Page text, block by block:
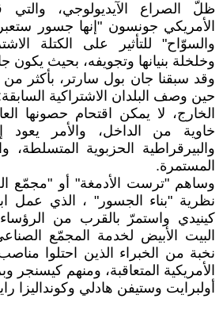
ظلّ الصراع الآيديولوجي، والتي
الأمريكي جونسون "إنها جسور
والسوّاح" للتأثير على الكتلة
وخلخلة بنيانها وتجويفه، بحيث يكون
وقد سبقنا جان بول سارتر، بأكثر
حين وصف البلدان الاشتراكية
الخارج، لا يمكن اقتحام حصونها
خاوية من الداخل، والأمر
والبيرقراطية الحزبوية المتسلطة،
المستمرة.
وساهم "ترست الأدمغة" أو "مجمّع
نظرية "بناء الجسور" ، الذي عمل
كينيدي واستمرّ بالقرب من
البيت الأبيض لخدمة المجمّع
نخبة من الخبراء الذين احتلوا
الأمريكية المتعاقبة، ومنهم كيسنجر
أولبرايت وستيفن هادلي وكونداليزا